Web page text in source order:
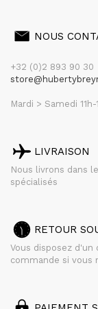
NOUS
+32 (0)2 893 90 30
Mardi > Samedi 11h-
LIVRAISON
Nous livrons dans
spécialisés
RETOUR
Vous disposez
commande si vous